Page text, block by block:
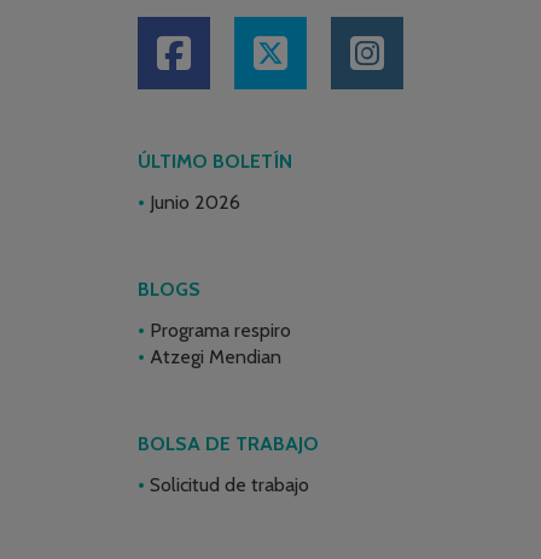
ÚLTIMO BOLETÍN
Junio 2026
BLOGS
Programa respiro
Atzegi Mendian
BOLSA DE TRABAJO
Solicitud de trabajo